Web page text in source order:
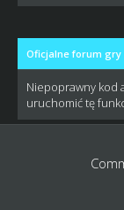
Oficjalne forum gry
Niepoprawny kod
uruchomić tę